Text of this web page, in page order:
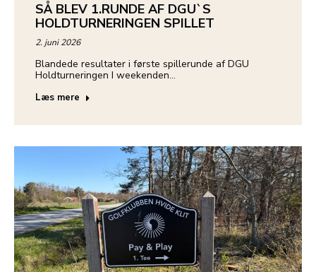
SÅ BLEV 1.RUNDE AF DGU`S
HOLDTURNERINGEN SPILLET
2. juni 2026
Blandede resultater i første spillerunde af DGU
Holdturneringen I weekenden…
Læs mere